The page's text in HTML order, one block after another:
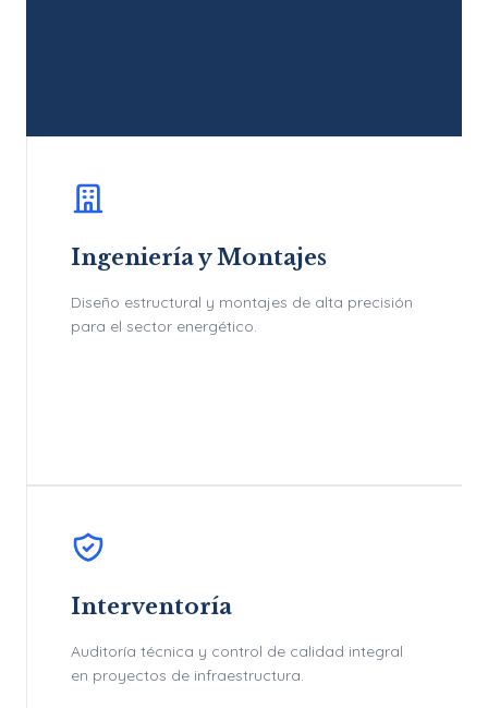
Ingeniería y Montajes
Diseño estructural y montajes de alta precisión
para el sector energético.
Interventoría
Auditoría técnica y control de calidad integral
en proyectos de infraestructura.